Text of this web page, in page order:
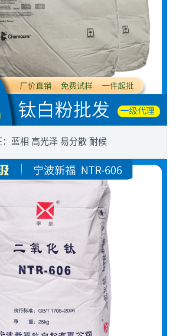
蓝相 高光泽 易分散 耐候